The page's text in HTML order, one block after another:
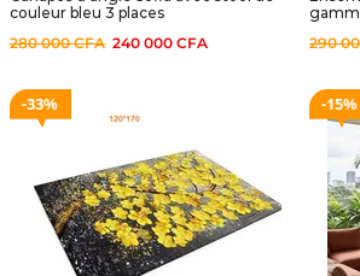
couleur bleu 3 places
280 000CFA 240 000 CFA
290
33% 15%